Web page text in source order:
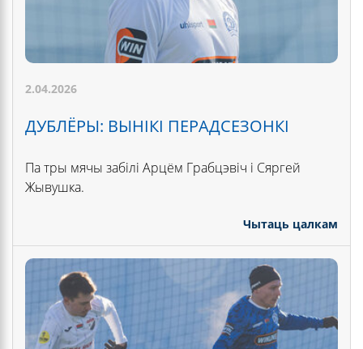
2.04.2026
ДУБЛЁРЫ: ВЫНІКІ ПЕРАДСЕЗОНКІ
Па тры мячы забілі Арцём Грабцэвіч і Сяргей
Жывушка.
Чытаць цалкам